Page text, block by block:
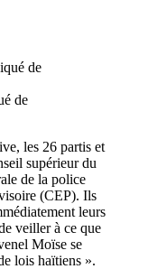
de
les 26 partis et
supérieur du
de la police
(CEP). Ils
leurs
veiller à ce que
Moïse se
lois haïtiens ».